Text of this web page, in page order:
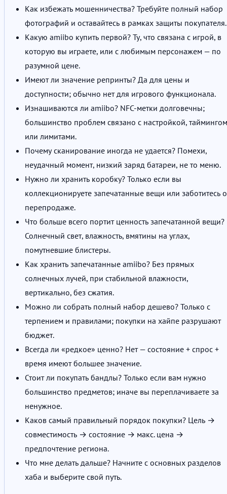
Как избежать мошенничества? Требуйте полный набор
фотографий и оставайтесь в рамках защиты покупателя.
Какую amiibo купить первой? Ту, что связана с игрой, в
которую вы играете, или с любимым персонажем — по
разумной цене.
Имеют ли значение репринты? Да для цены и
доступности; обычно нет для игрового функционала.
Изнашиваются ли amiibo? NFC-метки долговечны;
большинство проблем связано с настройкой, таймингом
или лимитами.
Почему сканирование иногда не удается? Помехи,
неудачный момент, низкий заряд батареи, не то меню.
Нужно ли хранить коробку? Только если вы
коллекционируете запечатанные вещи или заботитесь о
перепродаже.
Что больше всего портит ценность запечатанной вещи?
Солнечный свет, влажность, вмятины на углах,
помутневшие блистеры.
Как хранить запечатанные amiibo? Без прямых
солнечных лучей, при стабильной влажности,
вертикально, без сжатия.
Можно ли собрать полный набор дешево? Только с
терпением и правилами; покупки на хайпе разрушают
бюджет.
Всегда ли «редкое» ценно? Нет — состояние + спрос +
время имеют большее значение.
Стоит ли покупать бандлы? Только если вам нужно
большинство предметов; иначе вы переплачиваете за
ненужное.
Каков самый правильный порядок покупки? Цель →
совместимость → состояние → макс. цена →
предпочтение региона.
Что мне делать дальше? Начните с основных разделов
хаба и выберите свой путь.